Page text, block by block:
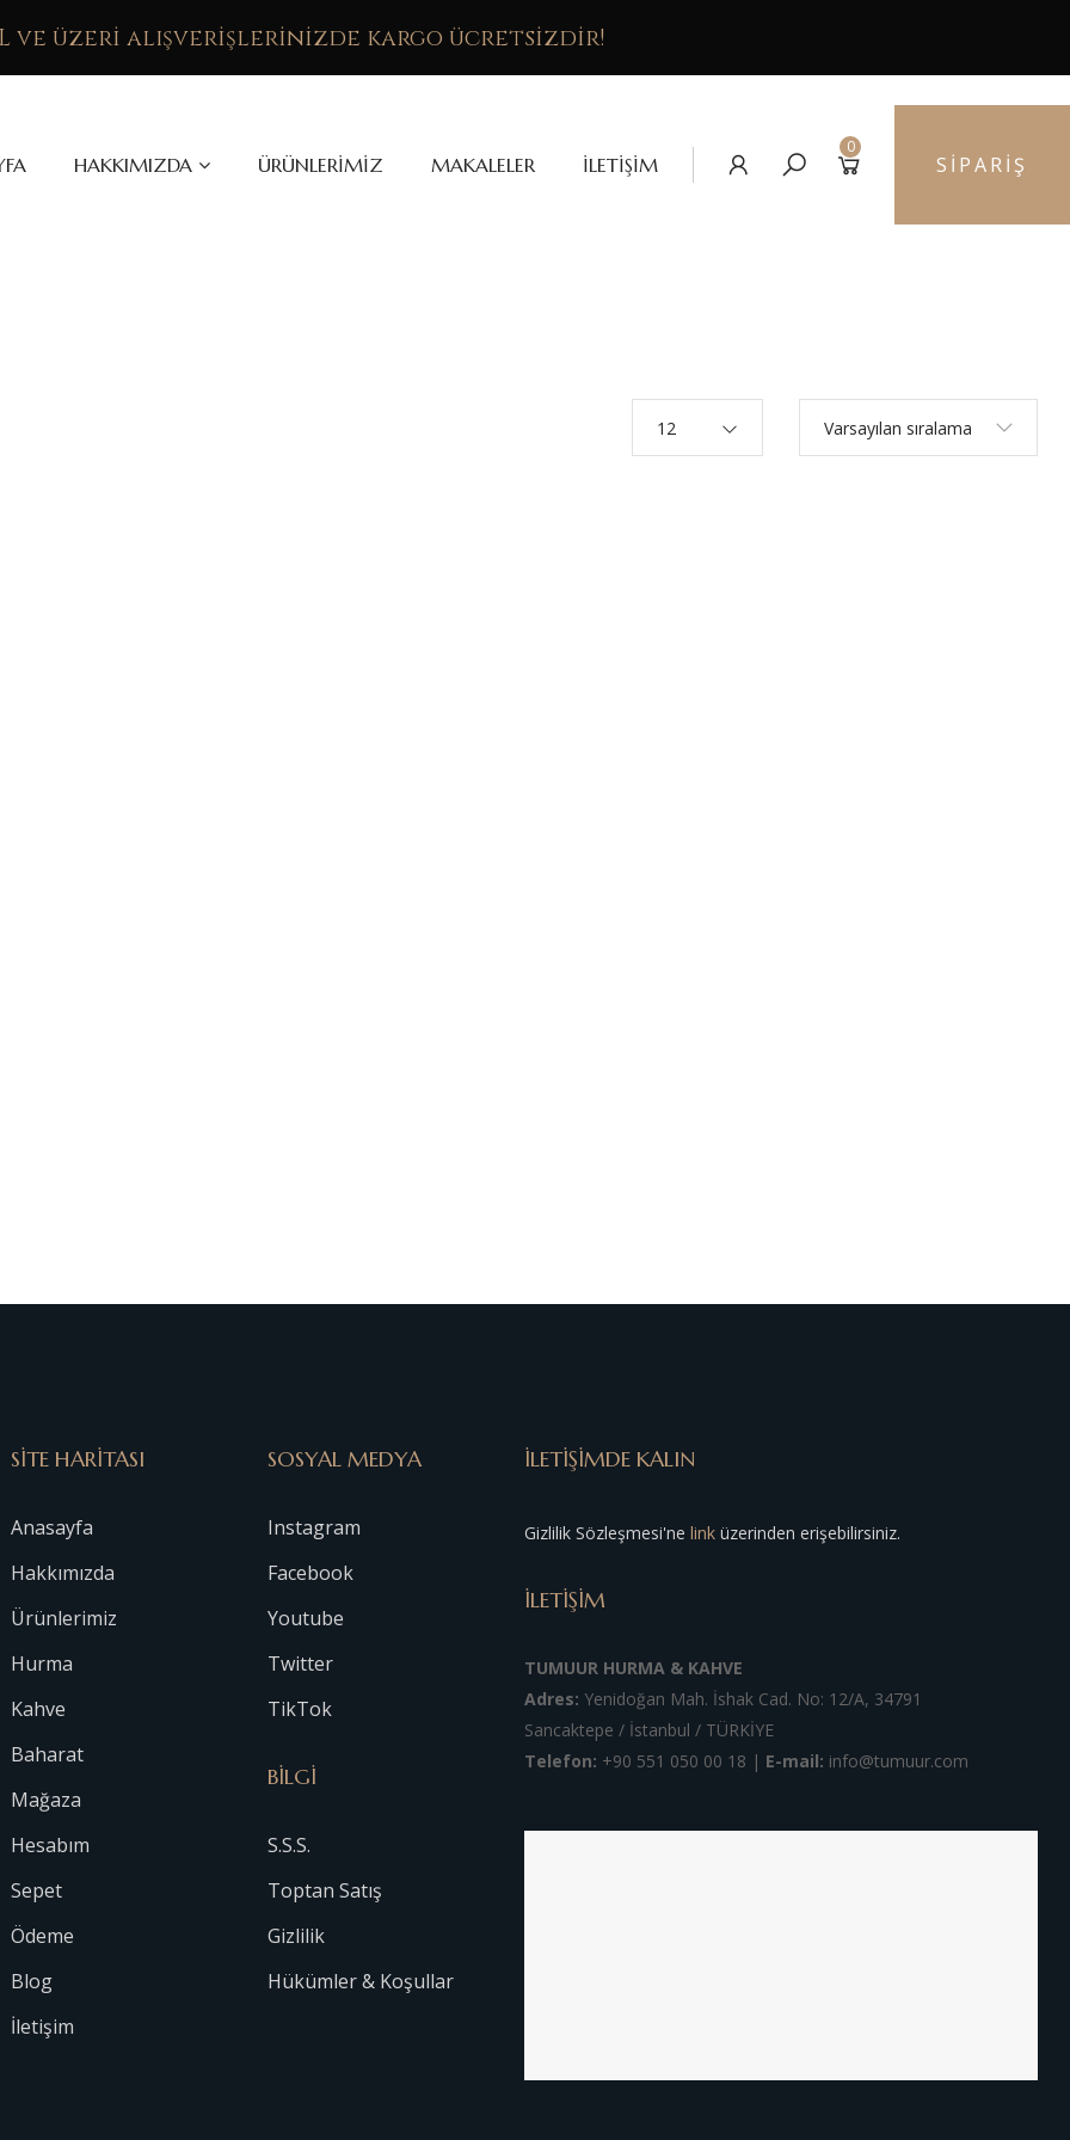
ve üzeri alışverişlerinizde kargo ücretsizdir!
HAKKIMIZDA ÜRÜNLERIMIZ MAKALELER İLETIŞIM
0
SIPARIŞ
Varsayılan sıralama
12
SİTE HARİTASI
Anasayfa
Hakkımızda
Ürünlerimiz
Hurma
Kahve
Baharat
Mağaza
Hesabım
Sepet
Ödeme
Blog
İletişim
SOSYAL MEDYA
Instagram
Facebook
Youtube
Twitter
TikTok
BİLGİ
S.S.S.
Toptan Satış
Gizlilik
Hükümler & Koşullar
İLETİŞİMDE KALIN
Gizlilik Sözleşmesi'ne link üzerinden erişebilirsiniz.
İLETİŞİM
TUMUUR HURMA & KAHVE
Adres: Yenidoğan Mah. İshak Cad. No: 12/A, 34791
Sancaktepe / İstanbul / TÜRKİYE
Telefon: +90 551 050 00 18 | E-mail: info@tumuur.com